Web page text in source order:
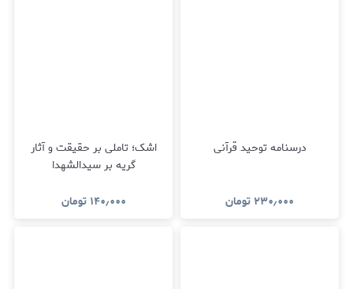
درسنامه توحید قرآنی
۲۳۰٫۰۰۰ تومان
اشک؛ تاملی بر حقیقت و آثار
گریه بر سیدالشهدا
۱۴۰٫۰۰۰ تومان